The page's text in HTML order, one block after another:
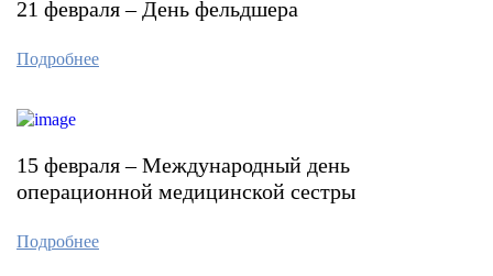
21 февраля – День фельдшера
Подробнее
15 февраля – Международный день
операционной медицинской сестры
Подробнее